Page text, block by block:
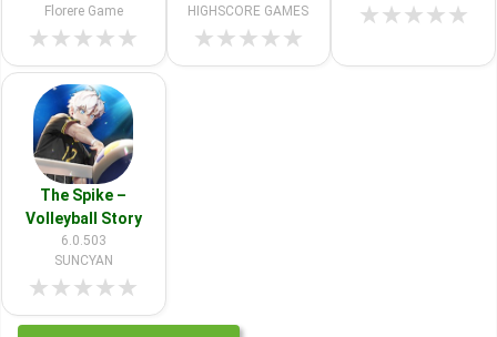
Florere Game
★★★★★
HIGHSCORE GAMES
★★★★★
★★★★★
The Spike –
Volleyball Story
6.0.503
SUNCYAN
★★★★★